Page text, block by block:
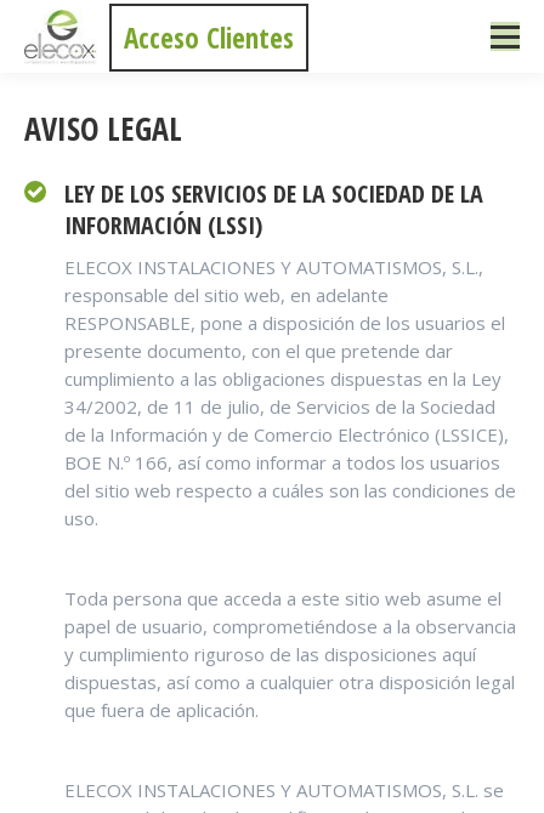
Acceso Clientes
AVISO LEGAL
LEY DE LOS SERVICIOS DE LA SOCIEDAD DE LA
INFORMACIÓN (LSSI)
ELECOX INSTALACIONES Y AUTOMATISMOS, S.L.,
responsable del sitio web, en adelante
RESPONSABLE, pone a disposición de los usuarios el
presente documento, con el que pretende dar
cumplimiento a las obligaciones dispuestas en la Ley
34/2002, de 11 de julio, de Servicios de la Sociedad
de la Información y de Comercio Electrónico (LSSICE),
BOE N.º 166, así como informar a todos los usuarios
del sitio web respecto a cuáles son las condiciones de
uso.
Toda persona que acceda a este sitio web asume el
papel de usuario, comprometiéndose a la observancia
y cumplimiento riguroso de las disposiciones aquí
dispuestas, así como a cualquier otra disposición legal
que fuera de aplicación.
ELECOX INSTALACIONES Y AUTOMATISMOS, S.L. se